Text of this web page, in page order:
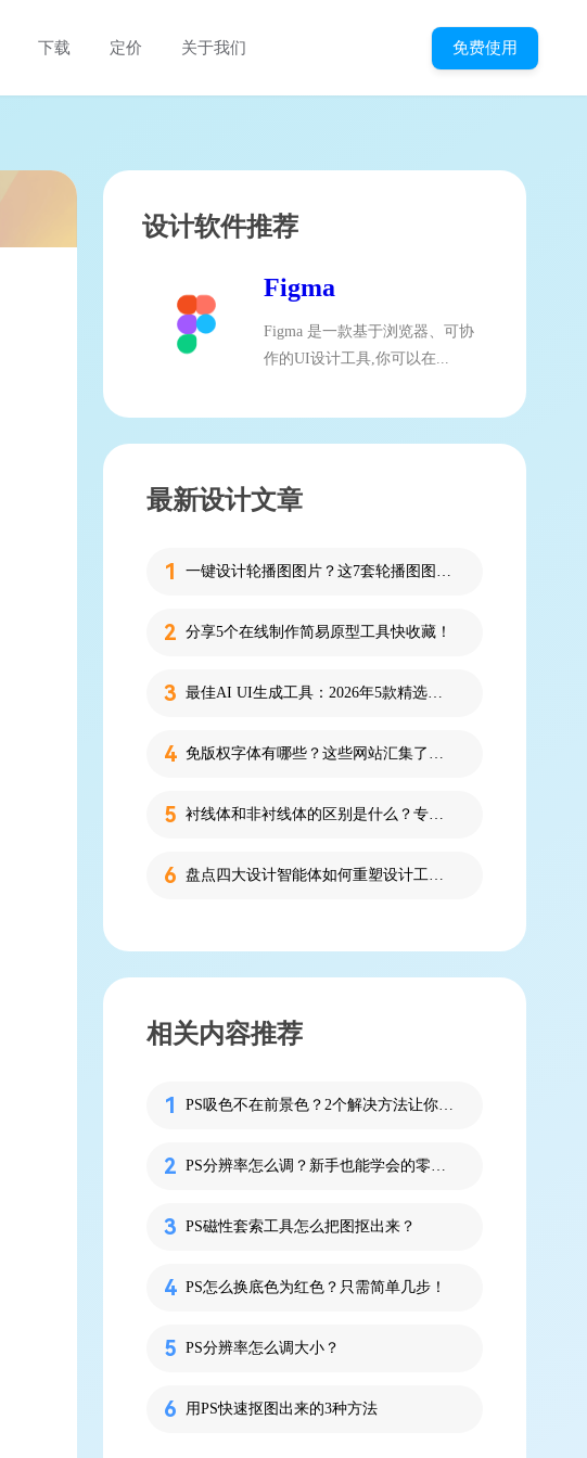
下载 定价 关于我们 免费使用
设计软件推荐
Figma
Figma 是一款基于浏览器、可协
作的UI设计工具,你可以在...
最新设计文章
一键设计轮播图图片？这7套轮播图图片资源快收藏！
分享5个在线制作简易原型工具快收藏！
最佳AI UI生成工具：2026年5款精选，新手零代码快速制作界面
免版权字体有哪些？这些网站汇集了近百款免版权字体！
衬线体和非衬线体的区别是什么？专为设计新人解答！
盘点四大设计智能体如何重塑设计工作流
相关内容推荐
PS吸色不在前景色？2个解决方法让你一次搞定！
PS分辨率怎么调？新手也能学会的零基础图文教程！
PS磁性套索工具怎么把图抠出来？
PS怎么换底色为红色？只需简单几步！
PS分辨率怎么调大小？
用PS快速抠图出来的3种方法